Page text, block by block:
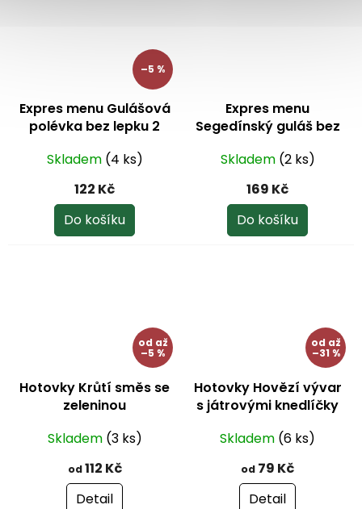
–5 %
Expres menu Gulášová
polévka bez lepku 2
Skladem (4 ks)
122 Kč
Do košíku
Expres menu
Segedínský guláš bez
Skladem (2 ks)
169 Kč
Do košíku
od až
–5 %
Hotovky Krůtí směs se
zeleninou
Skladem (3 ks)
od112 Kč
Detail
od až
–31 %
Hotovky Hovězí vývar
s játrovými knedlíčky
Skladem (6 ks)
od 79 Kč
Detail